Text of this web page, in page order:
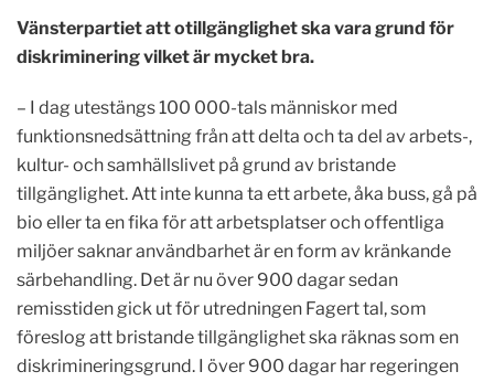
Vänsterpartiet att otillgänglighet ska vara grund för
diskriminering vilket är mycket bra.
– I dag utestängs 100 000-tals människor med
funktionsnedsättning från att delta och ta del av arbets-,
kultur- och samhällslivet på grund av bristande
tillgänglighet. Att inte kunna ta ett arbete, åka buss, gå på
bio eller ta en fika för att arbetsplatser och offentliga
miljöer saknar användbarhet är en form av kränkande
särbehandling. Det är nu över 900 dagar sedan
remisstiden gick ut för utredningen Fagert tal, som
föreslog att bristande tillgänglighet ska räknas som en
diskrimineringsgrund. I över 900 dagar har regeringen